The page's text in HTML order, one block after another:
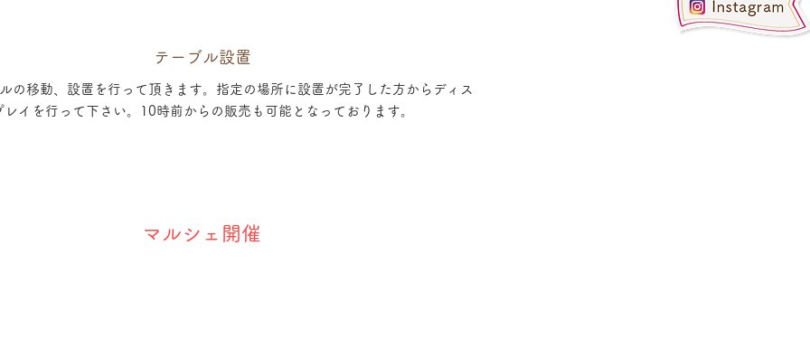
テーブル設置
の移動、設置を行って頂きます。指定の場所に設置が完了した方からディス
レイを行って下さい。10時前からの販売も可能となっております。
マルシェ開催